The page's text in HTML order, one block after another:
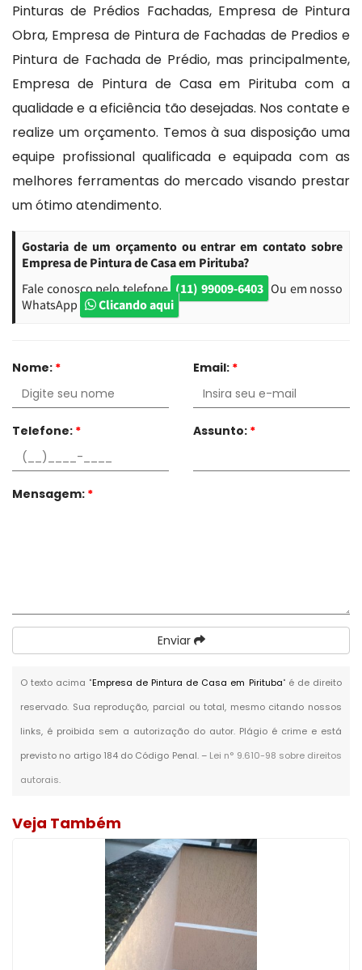
Pinturas de Prédios Fachadas, Empresa de Pintura
Obra, Empresa de Pintura de Fachadas de Predios e
Pintura de Fachada de Prédio, mas principalmente,
Empresa de Pintura de Casa em Pirituba com a
qualidade e a eficiência tão desejadas. Nos contate e
realize um orçamento. Temos à sua disposição uma
equipe profissional qualificada e equipada com as
melhores ferramentas do mercado visando prestar
um ótimo atendimento.
Gostaria de um orçamento ou entrar em contato sobre
Empresa de Pintura de Casa em Pirituba?
Fale conosco pelo telefone (11) 99009-6403 Ou em nosso
WhatsApp
Clicando aqui
Nome: * Email: *
Telefone: * Assunto: *
Mensagem: *
Enviar
O texto acima "Empresa de Pintura de Casa em Pirituba" é de direito
reservado. Sua reprodução, parcial ou total, mesmo citando nossos
links, é proibida sem a autorização do autor. Plágio é crime e está
previsto no artigo 184 do Código Penal. – Lei n° 9.610-98 sobre direitos
autorais.
Veja Também